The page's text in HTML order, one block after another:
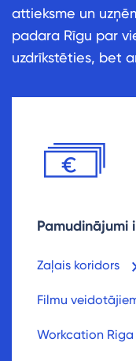
attieksme un
padara Rīgu par
uzdrīkstēties, bet
Pamudinājumi
Zaļais koridors
Filmu
Workcation Riga